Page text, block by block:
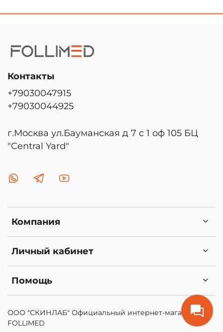
Компания
Личный кабинет
Помощь
Контакты
+79030047915
+79030044925
г.Москва ул.Бауманская д 7 с 1 оф 105 БЦ
"Central Yard"
ООО "СКИНЛАБ" Официальный интернет-магазин
FOLLIMED